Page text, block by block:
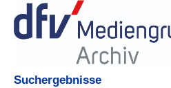
Suchergebnisse